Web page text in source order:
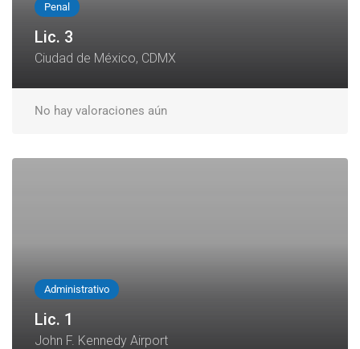
Penal
Lic. 3
Ciudad de México, CDMX
No hay valoraciones aún
Administrativo
Lic. 1
John F. Kennedy Airport